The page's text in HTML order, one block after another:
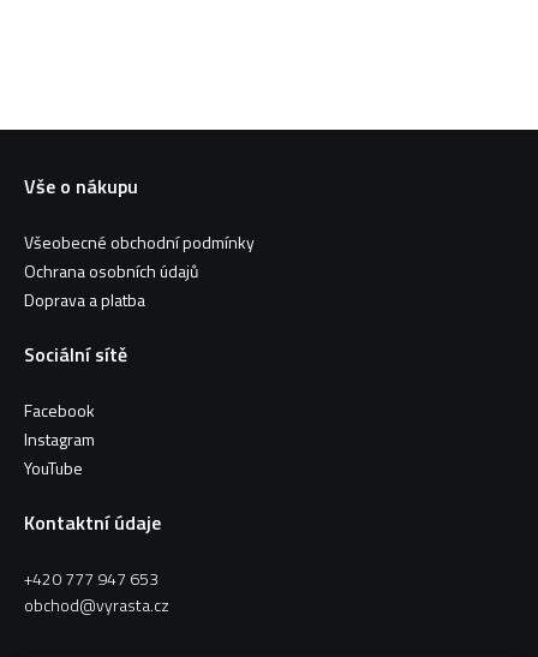
Vše o nákupu
Všeobecné obchodní podmínky
Ochrana osobních údajů
Doprava a platba
Sociální sítě
Facebook
Instagram
YouTube
Kontaktní údaje
+420 777 947 653
obchod@vyrasta.cz